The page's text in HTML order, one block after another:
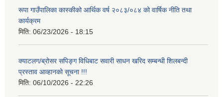
रूपा गाउँपालिका कास्कीको आर्थिक वर्ष २०८३/०८४ को वार्षिक नीति तथा
कार्यक्रम
मिति: 06/23/2026 - 18:15
क्याटलग/ब्रोसर सपिङ्ग विधिबाट सवारी साधन खरिद सम्बन्धी शिलबन्दी
प्रस्ताव आव्हानको सूचना !!!
मिति: 06/10/2026 - 22:26